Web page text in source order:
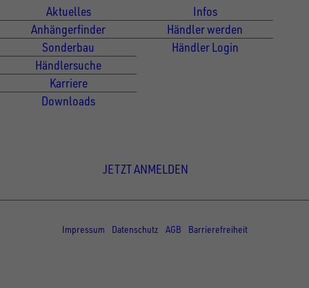
Aktuelles
Anhängerfinder
Sonderbau
Händlersuche
Karriere
Downloads
Infos
Händler werden
Händler Login
JETZT ANMELDEN
Impressum
Datenschutz AGB Barrierefreiheit